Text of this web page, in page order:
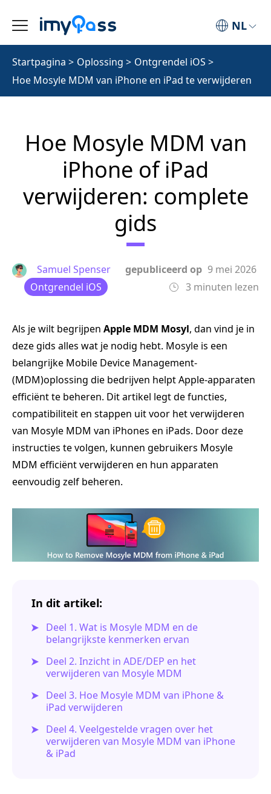
NL
Startpagina > Oplossing > Ontgrendel iOS >
Hoe Mosyle MDM van iPhone en iPad te verwijderen
Hoe Mosyle MDM van
iPhone of iPad
verwijderen: complete
gids
Samuel Spenser gepubliceerd op 9 mei 2026
Ontgrendel iOS
3 minuten lezen
Als je wilt begrijpen Apple MDM Mosyl, dan vind je in
deze gids alles wat je nodig hebt. Mosyle is een
belangrijke Mobile Device Management‑
(MDM)oplossing die bedrijven helpt Apple‑apparaten
efficiënt te beheren. Dit artikel legt de functies,
compatibiliteit en stappen uit voor het verwijderen
van Mosyle MDM van iPhones en iPads. Door deze
instructies te volgen, kunnen gebruikers Mosyle
MDM efficiënt verwijderen en hun apparaten
eenvoudig zelf beheren.
In dit artikel:
Deel 1. Wat is Mosyle MDM en de
belangrijkste kenmerken ervan
Deel 2. Inzicht in ADE/DEP en het
verwijderen van Mosyle MDM
Deel 3. Hoe Mosyle MDM van iPhone &
iPad verwijderen
Deel 4. Veelgestelde vragen over het
verwijderen van Mosyle MDM van iPhone
& iPad